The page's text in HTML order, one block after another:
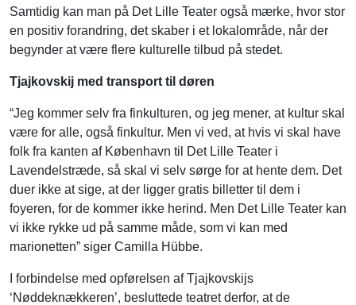
Samtidig kan man på Det Lille Teater også mærke, hvor stor
en positiv forandring, det skaber i et lokalområde, når der
begynder at være flere kulturelle tilbud på stedet.
Tjajkovskij med transport til døren
“Jeg kommer selv fra finkulturen, og jeg mener, at kultur skal
være for alle, også finkultur. Men vi ved, at hvis vi skal have
folk fra kanten af København til Det Lille Teater i
Lavendelstræde, så skal vi selv sørge for at hente dem. Det
duer ikke at sige, at der ligger gratis billetter til dem i
foyeren, for de kommer ikke herind. Men Det Lille Teater kan
vi ikke rykke ud på samme måde, som vi kan med
marionetten” siger Camilla Hübbe.
I forbindelse med opførelsen af Tjajkovskijs
‘Nøddeknækkeren’, besluttede teatret derfor, at de